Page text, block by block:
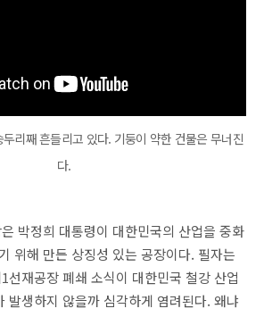
리째 흔들리고 있다. 기둥이 약한 건물은 무너진
다.
박정희 대통령이 대한민국의 산업을 중화
위해 만든 상징성 있는 공장이다. 필자는
선재공장 폐쇄 소식이 대한민국 철강 산업
발생하지 않을까 심각하게 염려된다. 왜냐